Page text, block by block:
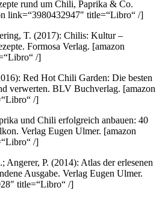
rund um Chili, Paprika & Co.
link=“3980432947″ title=“Libro“ /]
T. (2017): Chilis: Kultur –
Formosa Verlag. [amazon
/]
Red Hot Chili Garden: Die besten
verwerten. BLV Buchverlag. [amazon
/]
und Chili erfolgreich anbauen: 40
Verlag Eugen Ulmer. [amazon
/]
Angerer, P. (2014): Atlas der erlesenen
Ausgabe. Verlag Eugen Ulmer.
title=“Libro“ /]